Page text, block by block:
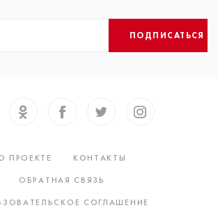
ПОДПИСАТЬСЯ
ПРОЕКТЕ
КОНТАКТЫ
ОБРАТНАЯ СВЯЗЬ
СОГЛАШЕНИЕ